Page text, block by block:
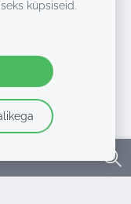
group", VAT LV
| +371 29 77 33
küpsiseid.